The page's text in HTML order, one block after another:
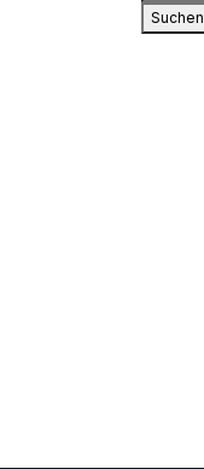
nach:
Suchen